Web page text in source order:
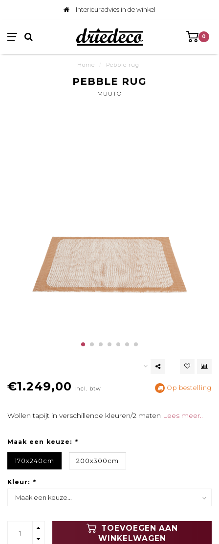
Interieuradvies in de winkel
0
Home Pebble rug
PEBBLE RUG
MUUTO
€1.249,00 Incl. btw Op bestelling
Wollen tapijt in verschillende kleuren/2 maten Lees meer..
Maak een keuze: *
170x240cm 200x300cm
Kleur: *
TOEVOEGEN AAN
WINKELWAGEN